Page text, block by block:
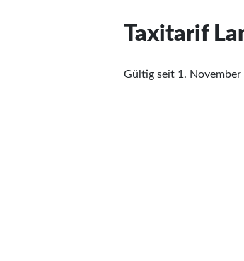
Taxitarif
Gültig seit 1. November